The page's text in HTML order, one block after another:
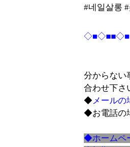
#네일살롱
分からない
合わせ下さ
◆メールの
◆お電話の
◆ホームペ